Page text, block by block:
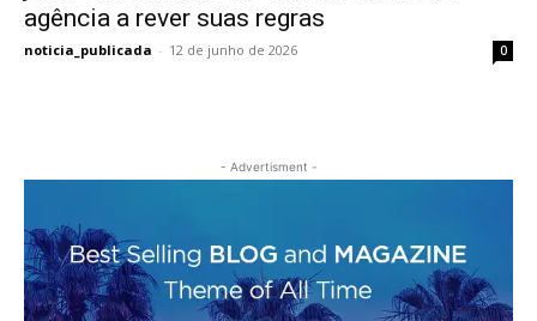
agência a rever suas regras
noticia_publicada - 12 de junho de 2026 0
- Advertisment -